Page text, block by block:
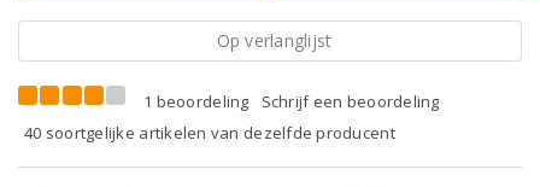
Op verlanglijst
1 beoordeling
Schrijf een beoordeling
40 soortgelijke artikelen van dezelfde producent